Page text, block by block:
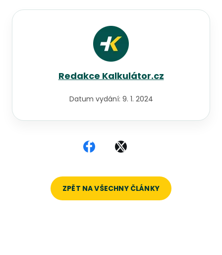
Redakce Kalkulátor.cz
Datum vydání: 9. 1. 2024
Sdílet na Facebooku
Sdílet na X
ZPĚT NA VŠECHNY ČLÁNKY